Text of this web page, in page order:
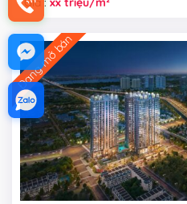
Đang mở bán